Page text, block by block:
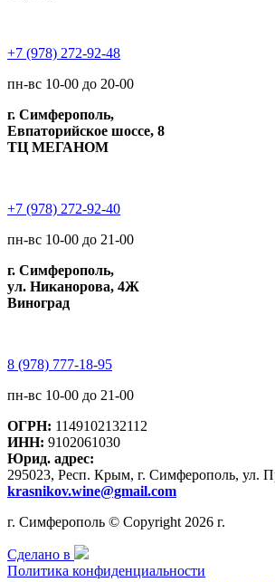
+7 (978) 272-92-48
пн-вс 10-00 до 20-00
г. Симферополь,
Евпаторийское шоссе, 8
ТЦ МЕГАНОМ
+7 (978) 272-92-40
пн-вс 10-00 до 21-00
г. Симферополь,
ул. Никанорова, 4Ж
Виноград
8 (978) 777-18-95
пн-вс 10-00 до 21-00
ОГРН: 1149102132112
ИНН: 9102061030
Юрид. адрес:
295023, Респ. Крым, г. Симферополь, ул.
krasnikov.wine@gmail.com
г. Симферополь © Copyright 2026 г.
Сделано в
Политика конфиденциальности